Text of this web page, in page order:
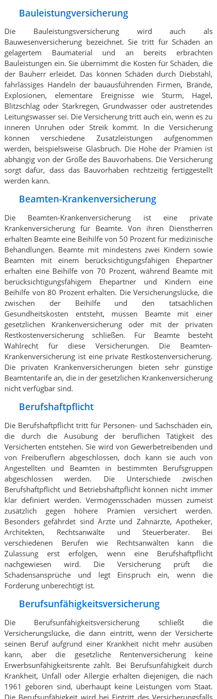
Bauleistungversicherung
Die Bauleistungsversicherung wird auch als
Bauwesenversicherung bezeichnet. Sie tritt für Schäden an
gelagertem Baumaterial und an bereits erbrachten
Bauleistungen ein. Sie übernimmt die Kosten für Schäden, die
der Bauherr erleidet. Das können Schäden durch Diebstahl,
fahrlässiges Handeln der bauausführenden Firmen, Brände,
Explosionen, elementare Ereignisse wie Sturm, Hagel,
Blitzschlag oder Starkregen, Grundwasser oder austretendes
Leitungswasser sei. Die Versicherung tritt auch ein, wenn es zu
inneren Unruhen oder Streik kommt. In die Versicherung
können verschiedene Zusatzleistungen aufgenommen
werden, beispielsweise Glasbruch. Die Höhe der Prämien ist
abhängig von der Größe des Bauvorhabens. Die Versicherung
sorgt dafür, dass das Bauvorhaben rechtzeitig fertiggestellt
werden kann.
Beamten-Krankenversicherung
Die Beamten-Krankenversicherung ist eine private
Krankenversicherung für Beamte. Von ihren Dienstherren
erhalten Beamte eine Beihilfe von 50 Prozent für medizinische
Behandlungen. Beamte mit mindestens zwei Kindern sowie
Beamten mit einem berücksichtigungsfähigen Ehepartner
erhalten eine Beihilfe von 70 Prozent, während Beamte mit
berücksichtigungsfähigem Ehepartner und Kindern eine
Beihilfe von 80 Prozent erhalten. Die Versicherungslücke, die
zwischen der Beihilfe und den tatsächlichen
Gesundheitskosten entsteht, müssen Beamte mit einer
gesetzlichen Krankenversicherung oder mit der privaten
Restkostenversicherung schließen. Für Beamte besteht
Wahlrecht für diese Versicherungen. Die Beamten-
Krankenversicherung ist eine private Restkostenversicherung.
Die privaten Krankenversicherungen bieten sehr günstige
Beamtentarife an, die in der gesetzlichen Krankenversicherung
nicht verfügbar sind.
Berufshaftpflicht
Die Berufshaftpflicht tritt für Personen- und Sachschäden ein,
die durch die Ausübung der beruflichen Tätigkeit des
Versicherten entstehen. Sie wird von Gewerbetreibenden und
von Freiberuflern abgeschlossen, doch kann sie auch von
Angestellten und Beamten in bestimmten Berufsgruppen
abgeschlossen werden. Die Unterschiede zwischen
Berufshaftpflicht und Betriebshaftpflicht können nicht immer
klar definiert werden. Vermögensschäden müssen zumeist
zusätzlich gegen höhere Prämien versichert werden.
Besonders gefährdet sind Ärzte und Zahnärzte, Apotheker,
Architekten, Rechtsanwälte und Steuerberater. Bei
verschiedenen Berufen wie Rechtsanwälten kann die
Zulassung erst erfolgen, wenn eine Berufshaftpflicht
nachgewiesen wird. Die Versicherung prüft die
Schadensansprüche und legt Einspruch ein, wenn die
Forderung unberechtigt ist.
Berufsunfähigkeitsversicherung
Die Berufsunfähigkeitsversicherung schließt die
Versicherungslücke, die dann eintritt, wenn der Versicherte
seinen Beruf aufgrund einer Krankheit nicht mehr ausüben
kann, aber die gesetzliche Rentenversicherung keine
Erwerbsunfähigkeitsrente zahlt. Bei Berufsunfähigkeit durch
Krankheit, Unfall oder Allergie erhalten diejenigen, die nach
1961 geboren sind, überhaupt keine Leistungen vom Staat.